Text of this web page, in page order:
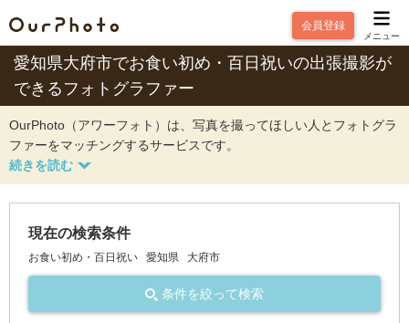
会員登録
メニュー
愛知県大府市でお食い初め・百日祝いの出張撮影が
できるフォトグラファー
OurPhoto（アワーフォト）は、写真を撮ってほしい人とフォトグラ
ファーをマッチングするサービスです。
現在の検索条件
お食い初め・百日祝い 愛知県 大府市
条件を絞って検索